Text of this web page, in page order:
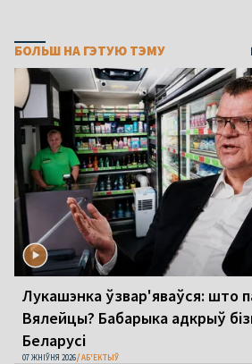
БОЛЬШ НА ГЭТУЮ ТЭМУ
Лукашэнка ўзвар'яваўся: што
Вялейцы? Бабарыка адкрыў
Беларусі
07 ЖНІЎНЯ 2026 АБ'ЕКТЫЎ